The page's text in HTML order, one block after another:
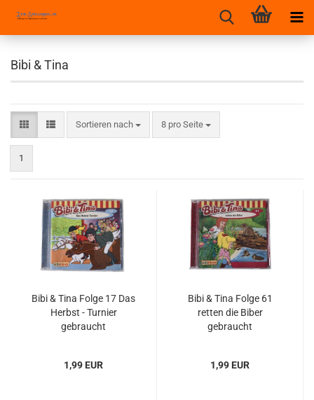
Bibi & Tina
Sortieren nach
Sortieren nach 8 pro Seite
pro Seite
1
Bibi & Tina Folge 17 Das
Herbst - Turnier
gebraucht
1,99 EUR
Bibi & Tina Folge 61
retten die Biber
gebraucht
1,99 EUR